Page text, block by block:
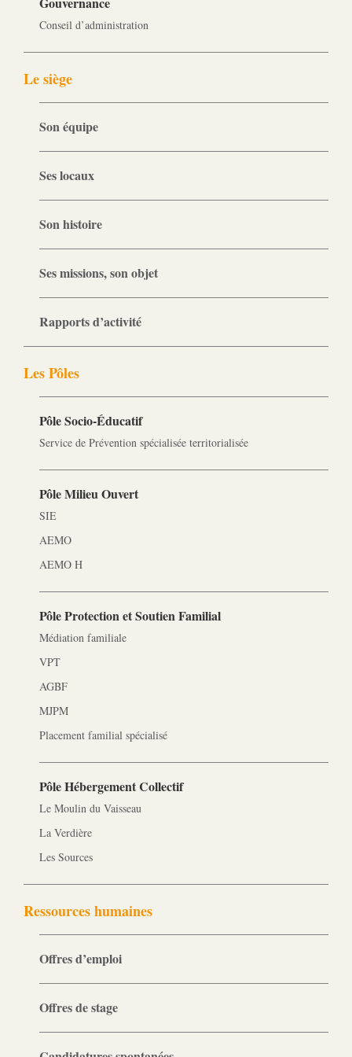
Conseil d’administration
Le siège
Son équipe
Ses locaux
Son histoire
Ses missions, son objet
Rapports d’activité
Les Pôles
Pôle Socio-­Éducatif
Service de Prévention spécialisée territorialisée
Pôle Milieu Ouvert
SIE
AEMO
AEMO H
Pôle Protection et Soutien Familial
Médiation familiale
VPT
AGBF
MJPM
Placement familial spécialisé
Pôle Hébergement Collectif
Le Moulin du Vaisseau
La Verdière
Les Sources
Ressources humaines
Offres d’emploi
Offres de stage